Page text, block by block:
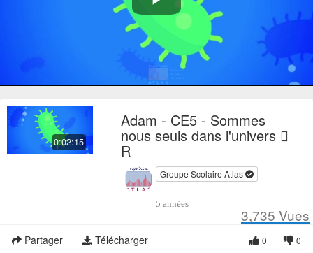
Play
Video
0:02:15
Adam - CE5 - Sommes
nous seuls dans l'univers 
R
Groupe Scolaire Atlas
5 années
3,735 Vues
Partager Télécharger 0
0